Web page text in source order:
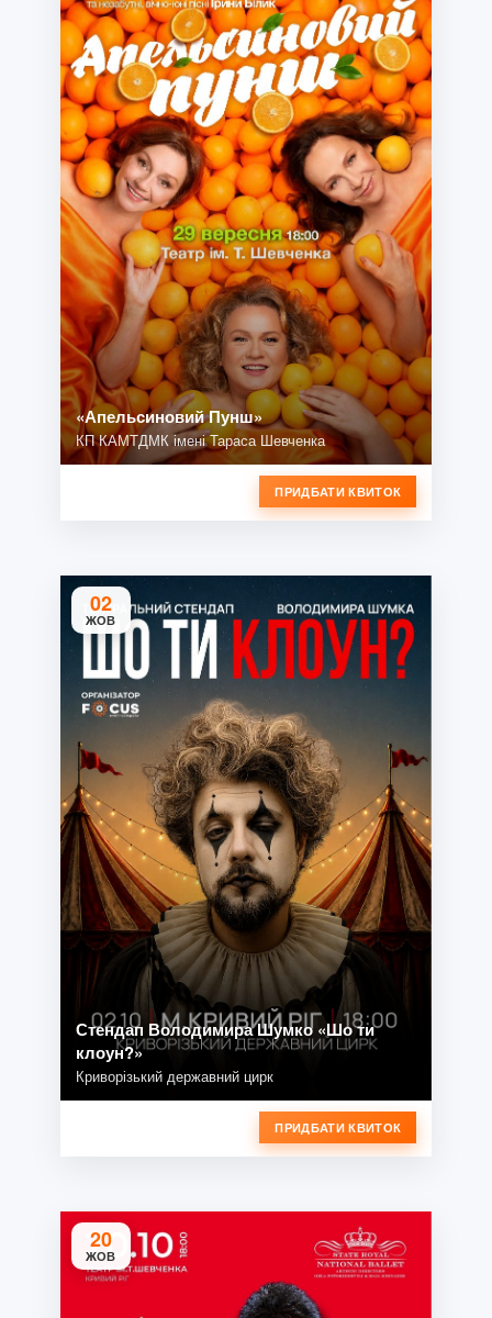
«Апельсиновий Пунш»
КП КАМТДМК імені Тараса Шевченка
ПРИДБАТИ КВИТОК
02
ЖОВ
Стендап Володимира Шумко «Шо ти
клоун?»
Криворізький державний цирк
ПРИДБАТИ КВИТОК
20
ЖОВ